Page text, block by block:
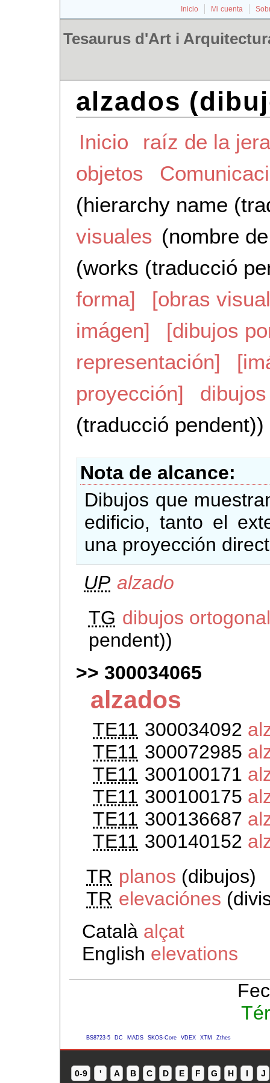
Inicio Mi cuenta
Tesaurus d'Art i
alzados
Inicio
raíz de la
objetos
(hierarchy name
visuales (nombre
(works (traducció
forma]
[obras
imágen]
[dibujos
representación]
proyección]
(traducció pendent))
Nota de alcance
Dibujos que
edificio, tanto el
una proyección
UP alzado
TG dibujos
pendent))
300034065
alzados
TE11 300034092
TE11 300072985
TE11 300100171
TE11 300100175
TE11 300136687
TE11 300140152
TR planos (dibujos)
TR elevaciónes
Català alçat
English elevations
BS8723-5 DC MADS SKOS-Core VDEX XTM Zthes
0-9 ' A B C D E F G H I J